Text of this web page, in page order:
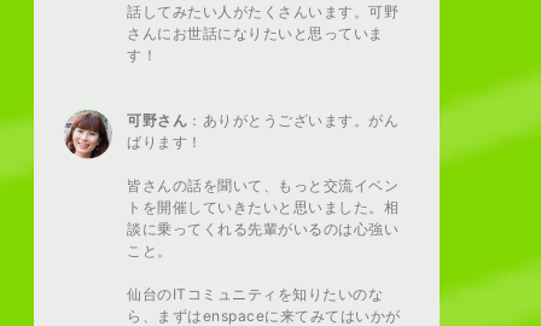
話してみたい人がたくさんいます。可野
さんにお世話になりたいと思っていま
す！
可野さん ：ありがとうございます。がん
ばります！
皆さんの話を聞いて、もっと交流イベン
トを開催していきたいと思いました。相
談に乗ってくれる先輩がいるのは心強い
こと。
仙台のITコミュニティを知りたいのな
ら、まずはenspaceに来てみてはいかが